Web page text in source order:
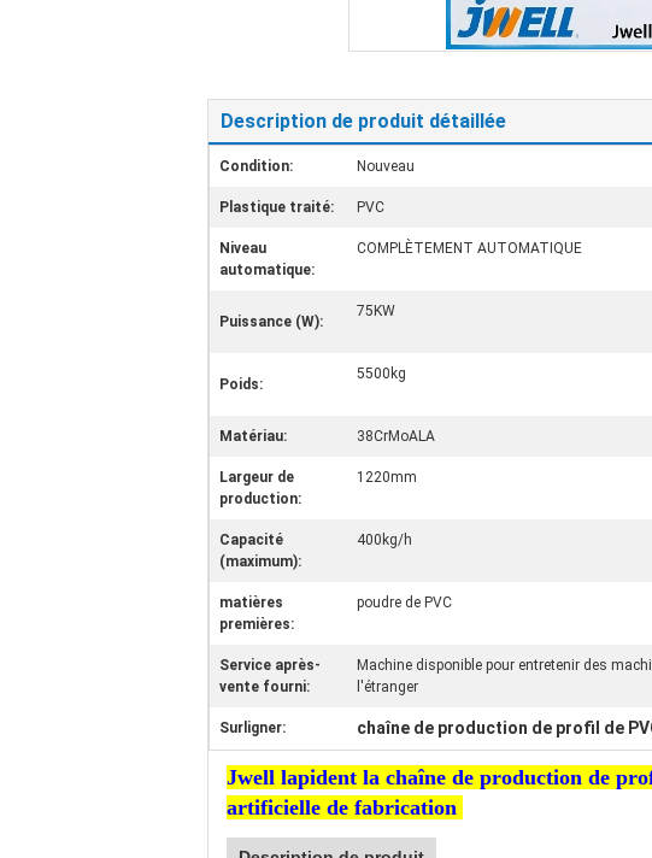
Description de produit détaillée
Condition: Nouveau
Plastique traité: PVC
Niveau
automatique:
COMPLÈTEMENT AUTOMATIQUE
Puissance (W):
75KW
Poids:
5500kg
Matériau: 38CrMoALA
Largeur de
production:
1220mm
Capacité
(maximum):
400kg/h
matières
premières:
poudre de PVC
Service après-
vente fourni:
Machine disponible pour entretenir des
l'étranger
Surligner: chaîne de production de profil de
Jwell lapident la chaîne de production de
artificielle de fabrication